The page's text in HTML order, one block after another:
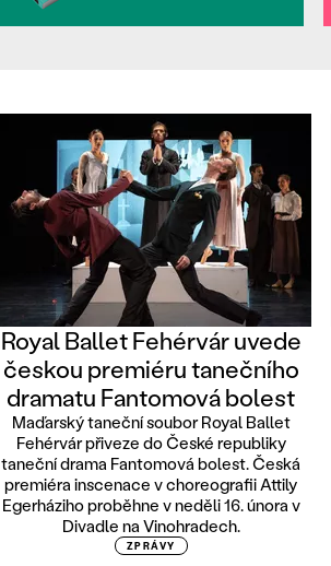
Royal Ballet Fehérvár uvede
českou premiéru tanečního
dramatu Fantomová bolest
Maďarský taneční soubor Royal Ballet
Fehérvár přiveze do České republiky
taneční drama Fantomová bolest. Česká
premiéra inscenace v choreografii Attily
Egerháziho proběhne v neděli 16. února v
Divadle na Vinohradech.
ZPRÁVY